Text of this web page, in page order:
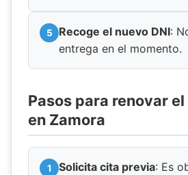
Recoge el nuevo DNI:
entrega en el momento.
Pasos para renovar
en Zamora
Solicita cita previa: Es